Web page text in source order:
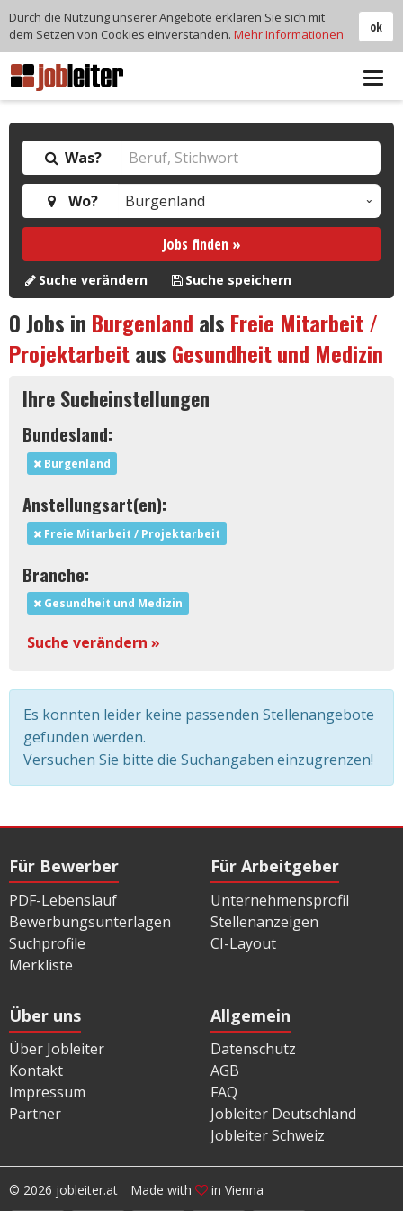
Was?
Wo?
Jobs finden »
Suche verändern Suche speichern
0Jobs in Burgenland als Freie Mitarbeit /
Projektarbeitaus Gesundheit und Medizin
Ihre Sucheinstellungen
Bundesland:
Burgenland
Anstellungsart(en):
Freie Mitarbeit / Projektarbeit
Branche:
Gesundheit und Medizin
Suche verändern »
Es konnten leider keine passenden Stellenangebote
gefunden werden.
Versuchen Sie bitte die Suchangaben einzugrenzen!
Für Bewerber
PDF-Lebenslauf
Bewerbungsunterlagen
Suchprofile
Merkliste
Für Arbeitgeber
Unternehmensprofil
Stellenanzeigen
CI-Layout
Über uns
Über Jobleiter
Kontakt
Impressum
Partner
Allgemein
Datenschutz
AGB
FAQ
Jobleiter Deutschland
Jobleiter Schweiz
© 2026 jobleiter.at Made with in Vienna
ok
Durch die Nutzung unserer Angebote erklären Sie sich mit
dem Setzen von Cookies einverstanden. Mehr Informationen